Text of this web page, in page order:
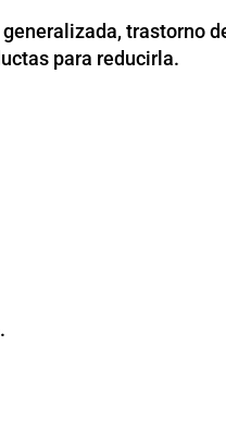
trastorno
para reducirla.